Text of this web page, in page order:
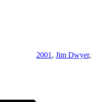
2001 , Jim Dwyer,